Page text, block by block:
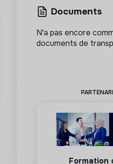
Documents
N'a pas encore
documents de
Formation